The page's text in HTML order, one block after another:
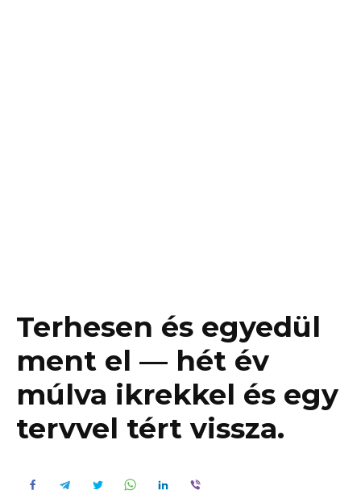
Terhesen és egyedül
ment el — hét év
múlva ikrekkel és egy
tervvel tért vissza.